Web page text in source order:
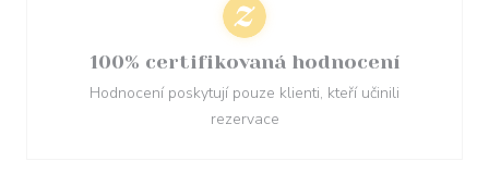
100% certifikovaná hodnocení
Hodnocení poskytují pouze klienti, kteří učinili
rezervace